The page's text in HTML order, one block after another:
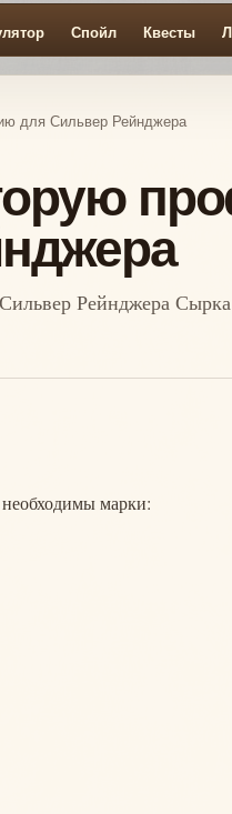
Спойл Квесты
для Сильвер Рейнджера
Рейнджера
марки: